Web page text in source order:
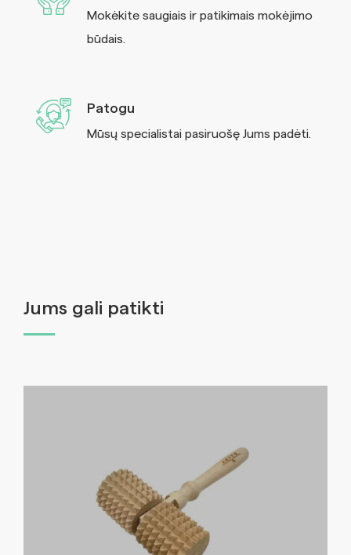
Mokėkite saugiais ir patikimais mokėjimo
būdais.
Patogu
Mūsų specialistai pasiruošę Jums padėti.
Jums gali patikti